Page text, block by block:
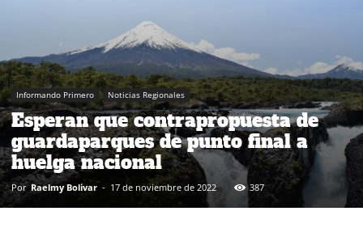
Informando Primero Noticias Regionales
Esperan que contrapropuesta de
guardaparques de punto final a
huelga nacional
Por Raelmy Bolivar - 17 de noviembre de 2022 387